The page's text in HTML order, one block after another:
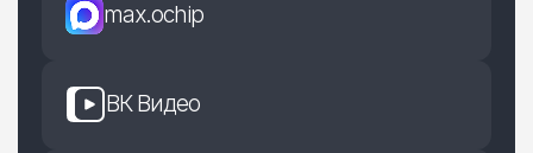
max.ochip
ВК Видео